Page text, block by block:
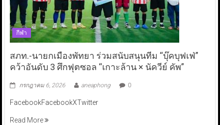
กีฬา
สภท.-นายกเมืองพัทยา ร่วมสนับสนุนทีม “บุ๊คบุฟเฟ่”
คว้าอันดับ 3 ศึกฟุตซอล “เกาะล้าน × นัควีย์ คัพ”
กรกฎาคม 6, 2026 aneaphong 0
FacebookFacebookXTwitter
Read More